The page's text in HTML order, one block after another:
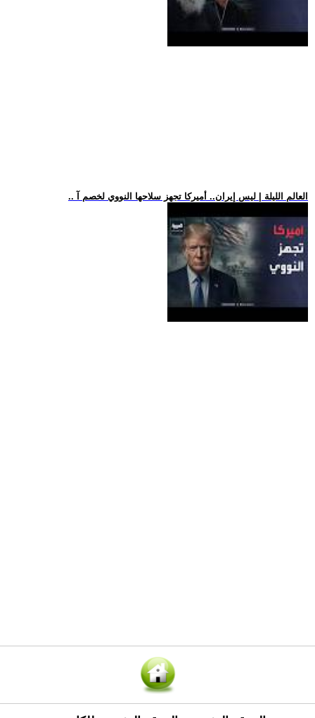
.. العالم الليلة | ليس إيران.. أميركا تجهز سلاحها النووي لخصم آ